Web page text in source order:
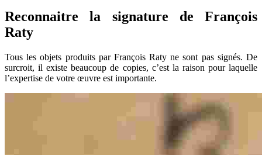
Reconnaitre la signature de François
Raty
Tous les objets produits par François Raty ne sont pas signés. De
surcroit, il existe beaucoup de copies, c’est la raison pour laquelle
l’expertise de votre œuvre est importante.